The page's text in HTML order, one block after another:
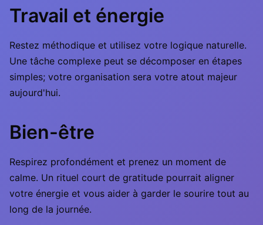
Travail et énergie
Restez méthodique et utilisez votre logique naturelle.
Une tâche complexe peut se décomposer en étapes
simples; votre organisation sera votre atout majeur
aujourd'hui.
Bien-être
Respirez profondément et prenez un moment de
calme. Un rituel court de gratitude pourrait aligner
votre énergie et vous aider à garder le sourire tout au
long de la journée.